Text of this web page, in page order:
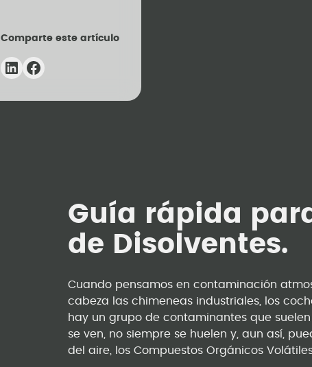
Comparte este artículo
Guía rápida
de Disolventes.
Cuando pensamos en contaminación
cabeza las chimeneas industriales, los
hay un grupo de contaminantes que
se ven, no siempre se huelen y, aun así,
del aire, los Compuestos Orgánicos